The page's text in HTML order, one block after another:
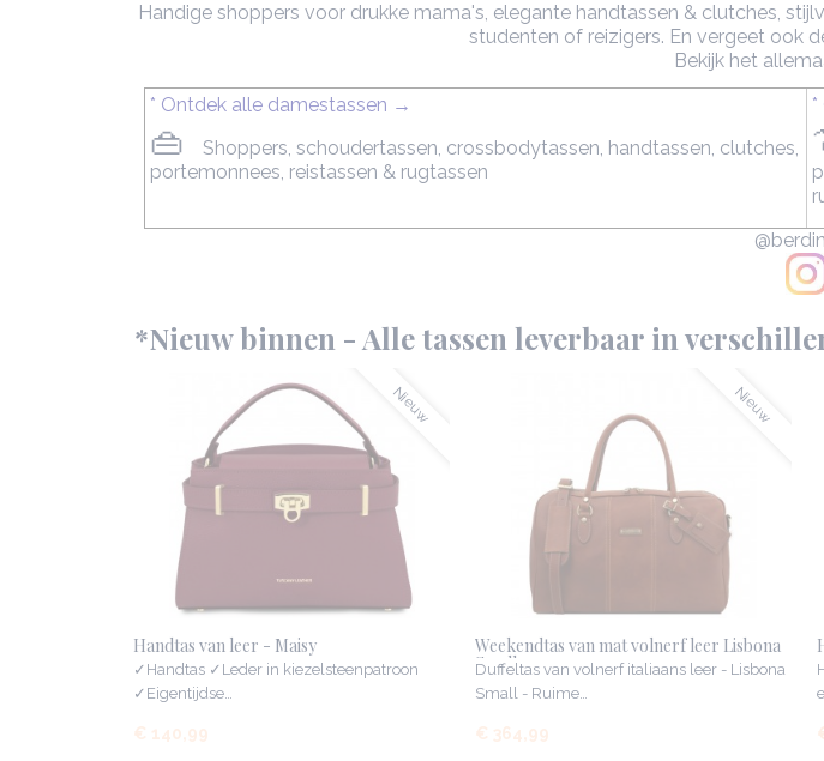
Handige shoppers voor drukke mama's, elegante handtassen & clutches,
studenten of reizigers. En vergeet ook
Bekijk het
* Ontdek alle damestassen →
👜
Shoppers, schoudertassen, crossbodytassen, handtassen, clutches,
portemonnees, reistassen & rugtassen
*Nieuw binnen - Alle tassen leverbaar in
Nieuw
Handtas van leer - Maisy
✓Handtas ✓Leder in kiezelsteenpatroon
✓Eigentijdse…
€ 140,99
Nieuw
Weekendtas van mat volnerf leer Lisbona
Small
Duffeltas van volnerf italiaans leer - Lisbona
Small - Ruime…
€ 364,99